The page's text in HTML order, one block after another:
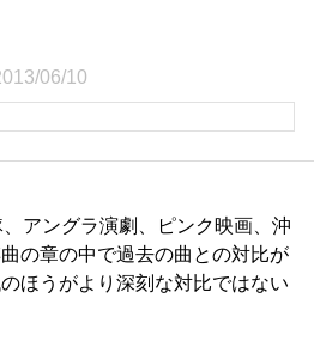
06/10
アングラ演劇、ピンク映画、沖
の章の中で過去の曲との対比が
ほうがより深刻な対比ではない